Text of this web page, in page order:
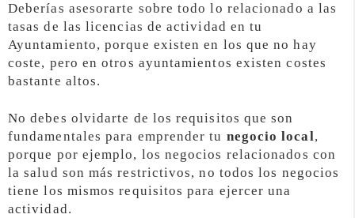
Deberías asesorarte sobre todo lo relacionado a las
tasas de las licencias de actividad en tu
Ayuntamiento, porque existen en los que no hay
coste, pero en otros ayuntamientos existen costes
bastante altos.
No debes olvidarte de los requisitos que son
fundamentales para emprender tu negocio local,
porque por ejemplo, los negocios relacionados con
la salud son más restrictivos, no todos los negocios
tiene los mismos requisitos para ejercer una
actividad.